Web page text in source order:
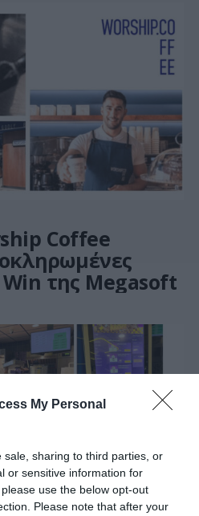
My Personal
sale, sharing to third parties, or
or sensitive information for
use the below opt-out
Please note that after your
ξεκινήσει δυναμικά
βρίσκονται, όπως
της φιλοξενίας, της
Coffee
Win της Megasoft